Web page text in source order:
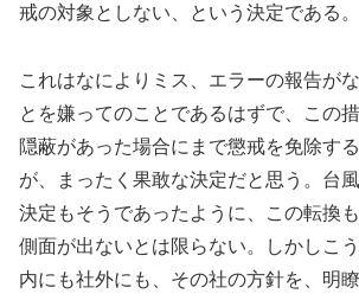
戒の対象としない、という決定である。
これはなによりミス、エラーの報告が
とを嫌ってのことであるはずで、この
隠蔽があった場合にまで懲戒を免除す
が、まったく果敢な決定だと思う。台
決定もそうであったように、この転換
側面が出ないとは限らない。しかしこ
内にも社外にも、その社の方針を、明